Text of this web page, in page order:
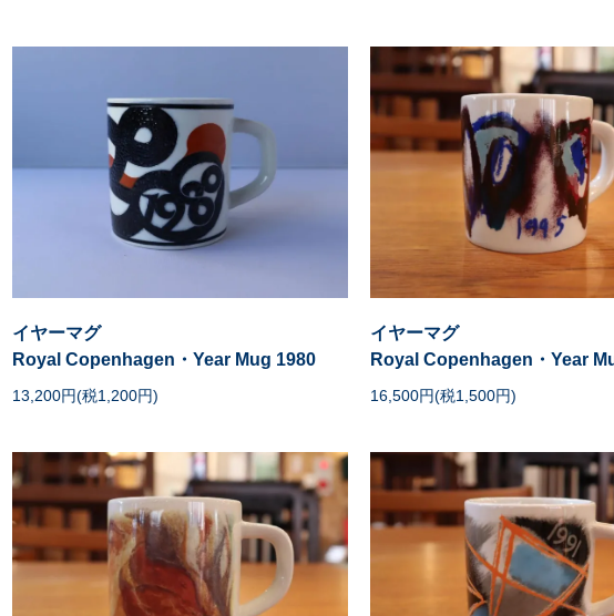
イヤーマグ
Royal Copenhagen・Year Mug 1980
13,200円(税1,200円)
イヤーマグ
Royal Copenhagen・Year
16,500円(税1,500円)